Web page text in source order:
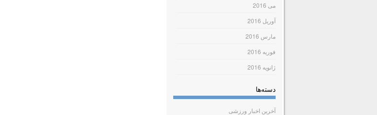
می 2016
آوریل 2016
مارس 2016
فوریه 2016
ژانویه 2016
دسته‌ها
آخرین اخبار ورزشی